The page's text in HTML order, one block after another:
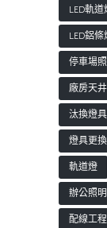
LED軌道
LED鋁條
停車場
廠房天
汰換燈具
燈具更換
軌道燈
辦公照明
配線工程